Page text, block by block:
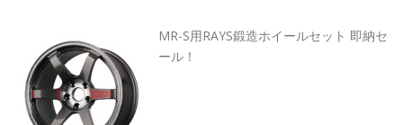
MR-S用RAYS鍛造ホイールセット 即納セ
ール！